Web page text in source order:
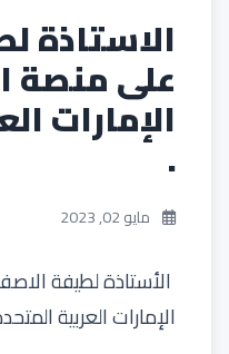
الاستاذة
على منصة
الإمارات
.
مايو 02, 2023
الأستاذة لطيفة
الإمارات العربية